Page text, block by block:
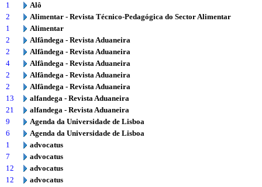
1
Alô
2
Alimentar - Revista Técnico-Pedagógica do Sector Alimentar
1
Alimentar
2
Alfândega - Revista Aduaneira
2
Alfândega - Revista Aduaneira
4
Alfândega - Revista Aduaneira
2
Alfândega - Revista Aduaneira
2
Alfândega - Revista Aduaneira
13
alfandega - Revista Aduaneira
21
alfandega - Revista Aduaneira
9
Agenda da Universidade de Lisboa
6
Agenda da Universidade de Lisboa
1
advocatus
7
advocatus
12
advocatus
12
advocatus